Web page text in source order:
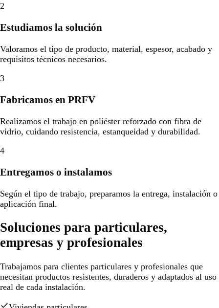
2
Estudiamos la solución
Valoramos el tipo de producto, material, espesor, acabado y
requisitos técnicos necesarios.
3
Fabricamos en PRFV
Realizamos el trabajo en poliéster reforzado con fibra de
vidrio, cuidando resistencia, estanqueidad y durabilidad.
4
Entregamos o instalamos
Según el tipo de trabajo, preparamos la entrega, instalación o
aplicación final.
Soluciones para particulares,
empresas y profesionales
Trabajamos para clientes particulares y profesionales que
necesitan productos resistentes, duraderos y adaptados al uso
real de cada instalación.